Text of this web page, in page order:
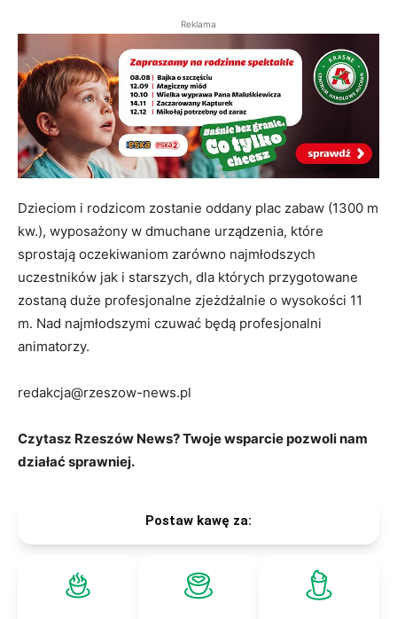
Reklama
Dzieciom i rodzicom zostanie oddany plac zabaw (1300 m
kw.), wyposażony w dmuchane urządzenia, które
sprostają oczekiwaniom zarówno najmłodszych
uczestników jak i starszych, dla których przygotowane
zostaną duże profesjonalne zjeżdżalnie o wysokości 11
m. Nad najmłodszymi czuwać będą profesjonalni
animatorzy.
redakcja@rzeszow-news.pl
Czytasz Rzeszów News? Twoje wsparcie pozwoli nam
działać sprawniej.
Postaw kawę za: